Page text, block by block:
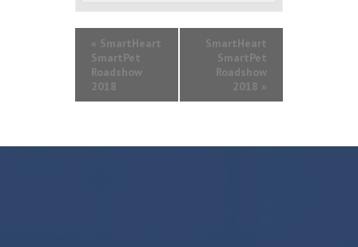
« SmartHeart
SmartPet
Roadshow
2018
SmartHeart
SmartPet
Roadshow
2018 »